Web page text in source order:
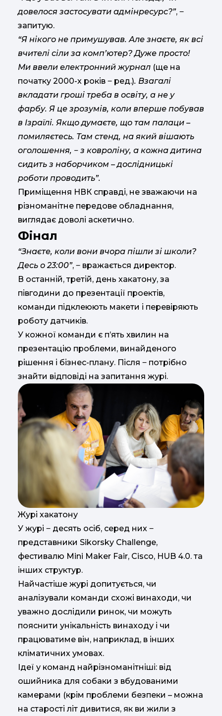
довелося застосувати адмінресурс?”, ‒
запитую.
“Я нікого не примушував. Але знаєте, як всі
вчителі сіли за комп’ютер? Дуже просто!
Ми ввели електронний журнал (ще на
початку 2000-х років ‒ ред.). Взагалі
вкладати гроші треба в освіту, а не у
фарбу. Я це зрозумів, коли вперше побував
в Ізраїлі. Якщо думаєте, що там палаци –
помиляєтесь. Там стенд, на який вішають
оголошення, ‒ з ковроліну, а кожна дитина
сидить з наборчиком – дослідницькі
роботи проводить”.
Приміщення НВК справді, не зважаючи на
різноманітне передове обладнання,
виглядає доволі аскетично.
Фінал
“Знаєте, коли вони вчора пішли зі школи?
Десь о 23:00”, ‒ вражається директор.
В останній, третій, день хакатону, за
півгодини до презентації проектів,
команди підклеюють макети і перевіряють
роботу датчиків.
У кожної команди є п’ять хвилин на
презентацію проблеми, винайденого
рішення і бізнес-плану. Після ‒ потрібно
знайти відповіді на запитання журі.
Журі хакатону
У журі ‒ десять осіб, серед них ‒
представники Sikorsky Challenge,
фестивалю Mini Maker Fair, Cisco, HUB 4.0. та
інших структур.
Найчастіше журі допитується, чи
аналізували команди схожі винаходи, чи
уважно дослідили ринок, чи можуть
пояснити унікальність винаходу і чи
працюватиме він, наприклад, в інших
кліматичних умовах.
Ідеї у команд найрізноманітніші: від
ошийника для собаки з вбудованими
камерами (крім проблеми безпеки – можна
на старості літ дивитися, як ви жили з